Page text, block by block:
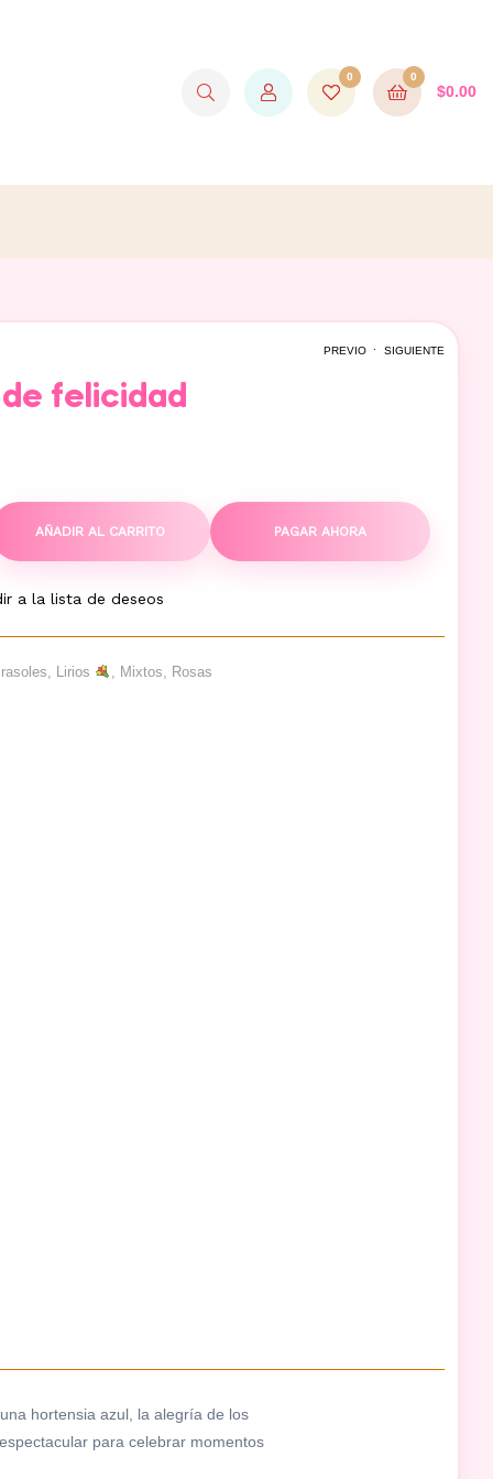
0 0
$0.00
PREVIO SIGUIENTE
felicidad
AÑADIR AL CARRITO PAGAR AHORA
a la lista de deseos
, Lirios , Mixtos, Rosas
hortensia azul, la alegría de los
para celebrar momentos